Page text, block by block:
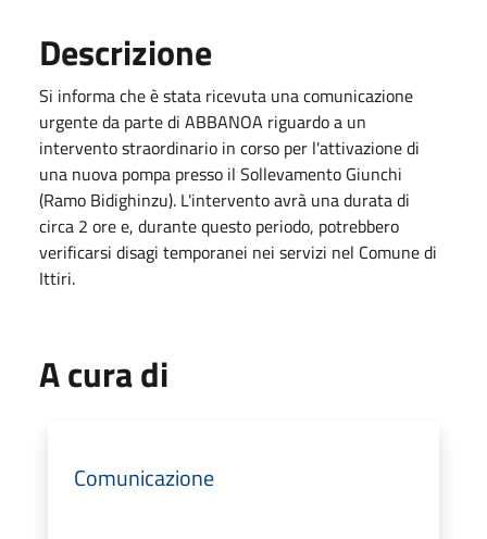
Descrizione
Si informa che è stata ricevuta una comunicazione
urgente da parte di ABBANOA riguardo a un
intervento straordinario in corso per l'attivazione di
una nuova pompa presso il Sollevamento Giunchi
(Ramo Bidighinzu). L'intervento avrà una durata di
circa 2 ore e, durante questo periodo, potrebbero
verificarsi disagi temporanei nei servizi nel Comune di
Ittiri.
A cura di
Comunicazione